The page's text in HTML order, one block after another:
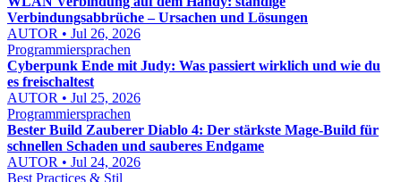
Verbindungsabbrüche – Ursachen und Lösungen
AUTOR • Jul 26, 2026
Programmiersprachen
Cyberpunk Ende mit Judy: Was passiert wirklich und wie du
es freischaltest
AUTOR • Jul 25, 2026
Programmiersprachen
Bester Build Zauberer Diablo 4: Der stärkste Mage-Build für
schnellen Schaden und sauberes Endgame
AUTOR • Jul 24, 2026
Best Practices & Stil